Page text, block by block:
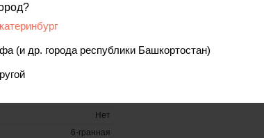
(и др. города республики Башкортостан)
Нет
6-гранная